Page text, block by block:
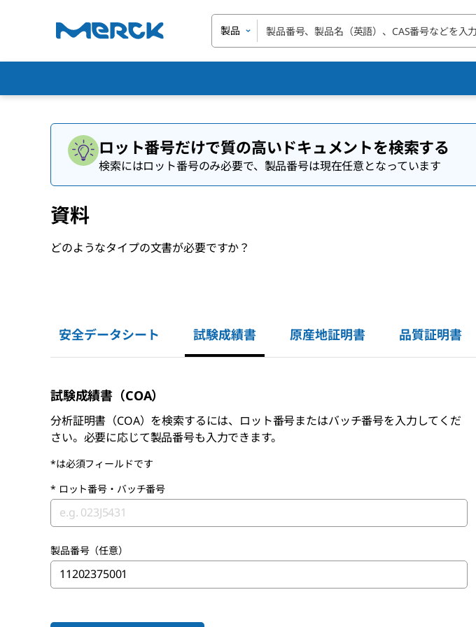
製品
ロット番号だけで質の高いドキュメントを検索する
検索にはロット番号のみ必要で、製品番号は現在任意となっています
資料
どのようなタイプの文書が必要ですか？
安全データシート 試験成績書 原産地証明書 品質証明書
試験成績書（COA）
分析証明書（COA）を検索するには、ロット番号またはバッチ番号を入力してくだ
さい。必要に応じて製品番号も入力できます。
*は必須フィールドです
* ロット番号・バッチ番号
製品番号（任意）